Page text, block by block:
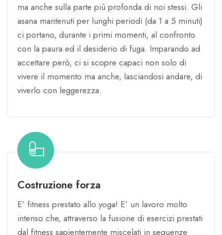
ma anche sulla parte più profonda di noi stessi. Gli
asana mantenuti per lunghi periodi (da 1 a 5 minuti)
ci portano, durante i primi momenti, al confronto
con la paura ed il desiderio di fuga. Imparando ad
accettare però, ci si scopre capaci non solo di
vivere il momento ma anche, lasciandosi andare, di
viverlo con leggerezza.
Costruzione forza
E’ fitness prestato allo yoga! E’ un lavoro molto
intenso che, attraverso la fusione di esercizi prestati
dal fitness sapientemente miscelati in sequenze